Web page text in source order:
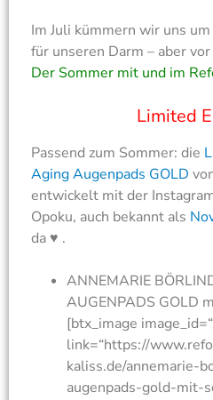
Im Juli kümmern wir uns
für unseren Darm – aber
Der Sommer mit und im
Limited
Passend zum Sommer: die
Aging Augenpads GOLD
entwickelt mit der
Opoku, auch bekannt als
da ♥ .
ANNEMARIE
AUGENPADS GOLD
[btx_image
link=“https://
kaliss.de/annemarie-
augenpads-gold-